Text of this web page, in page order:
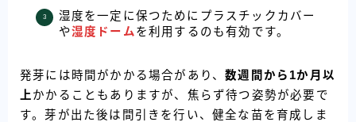
湿度を一定に保つためにプラスチックカバー
や湿度ドームを利用するのも有効です。
発芽には時間がかかる場合があり、数週間から1か月以
上 かかることもありますが、焦らず待つ姿勢が必要で
す。芽が出た後は間引きを行い、健全な苗を育成しま